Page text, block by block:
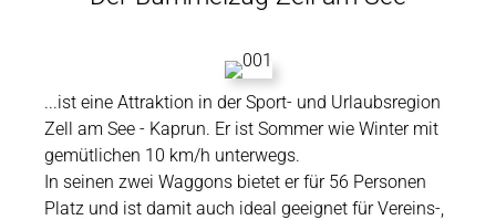
...ist eine Attraktion in der Sport- und Urlaubsregion
Zell am See - Kaprun. Er ist Sommer wie Winter mit
gemütlichen 10 km/h unterwegs.
In seinen zwei Waggons bietet er für 56 Personen
Platz und ist damit auch ideal geeignet für Vereins-,